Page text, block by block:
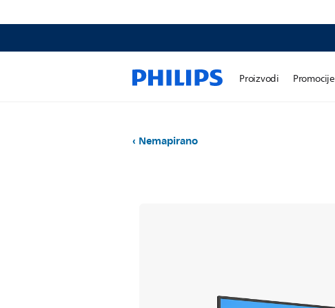
Proizvodi Promocije
Nemapirano